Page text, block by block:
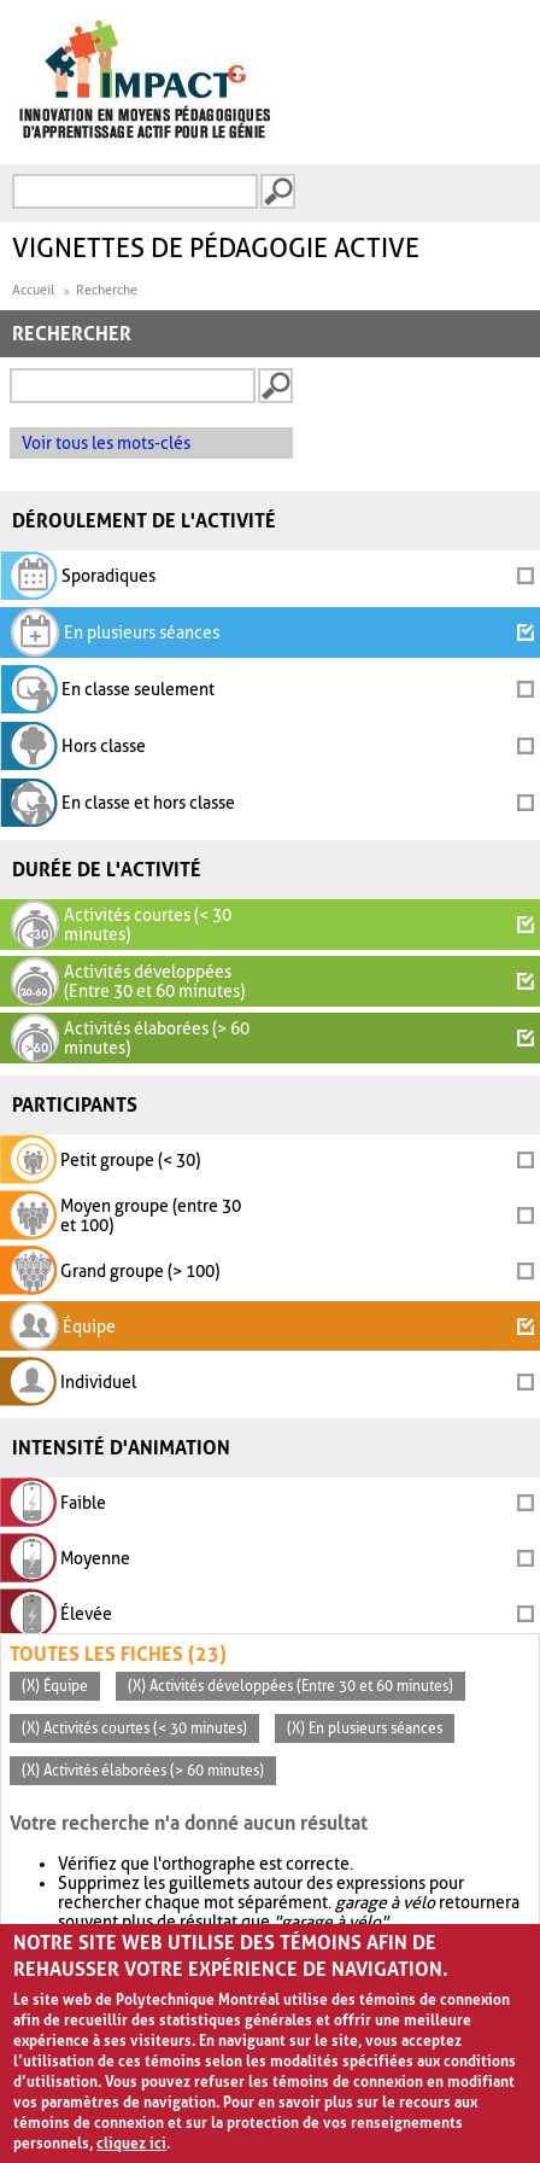
FORMULAIRE DE
VIGNETTES DE PÉDAGOGIE ACTIVE
Accueil Recherche
RECHERCHER
Voir tous les mots-clés
DÉROULEMENT DE L'ACTIVITÉ
Sporadiques
En plusieurs séances
En classe seulement
Hors classe
En classe et hors classe
DURÉE DE L'ACTIVITÉ
Activités courtes (< 30
minutes)
Activités développées
(Entre 30 et 60 minutes)
Activités élaborées (> 60
minutes)
PARTICIPANTS
Petit groupe (< 30)
Moyen groupe (entre 30
et 100)
Grand groupe (> 100)
Équipe
Individuel
INTENSITÉ D'ANIMATION
Faible
Moyenne
Élevée
TOUTES LES FICHES (23)
(X) Équipe (X) Activités développées (Entre 30 et 60 minutes)
(X) Activités courtes (< 30 minutes) (X) En plusieurs séances
(X) Activités élaborées (> 60 minutes)
Votre recherche n'a donné aucun résultat
Vérifiez que l'orthographe est correcte.
Supprimez les guillemets autour des expressions pour
rechercher chaque mot séparément. garage à véloretournera
souvent plus de résultat que"garage à vélo".
Envisagez d'élargir votre recherche avec OR.garage OR vélo
retournera souvent plus de résultat quegarage à vélo
NOTRE SITE WEB UTILISE DES TÉMOINS AFIN DE
REHAUSSER VOTRE EXPÉRIENCE DE NAVIGATION.
Le site web de Polytechnique Montréal utilise des témoins de connexion
afin de recueillir des statistiques générales et offrir une meilleure
expérience à ses visiteurs. En naviguant sur le site, vous acceptez
l’utilisation de ces témoins selon les modalités spécifiées aux conditions
d’utilisation. Vous pouvez refuser les témoins de connexion en modifiant
vos paramètres de navigation. Pour en savoir plus sur le recours aux
témoins de connexion et sur la protection de vos renseignements
personnels,cliquez ici.